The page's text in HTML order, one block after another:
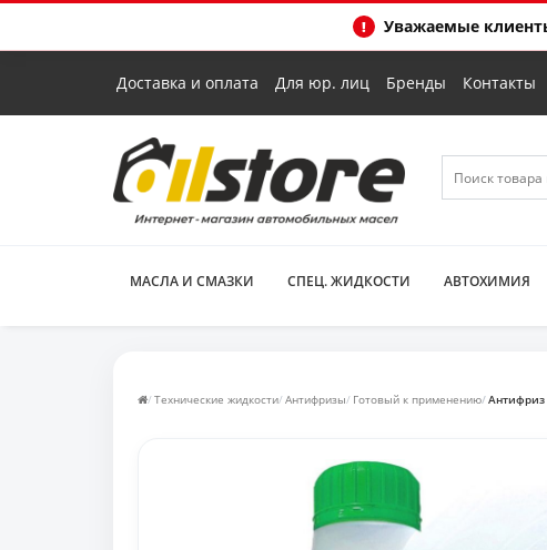
Уважаемые
Доставка и оплата Для юр. лиц Бренды Контакты
МАСЛА И СМАЗКИ СПЕЦ. ЖИДКОСТИ АВТОХИМИЯ
Технические жидкости Антифризы Готовый к применению Антифриз